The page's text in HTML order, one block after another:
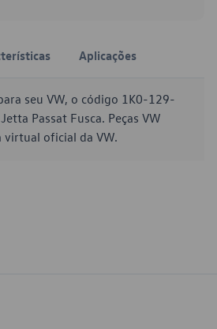
Aplicações
seu VW, o código 1K0-129-
Passat Fusca. Peças VW
virtual oficial da VW.